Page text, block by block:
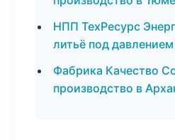
НПП ТехРесурс
литьё под
Фабрика Качество
производство в